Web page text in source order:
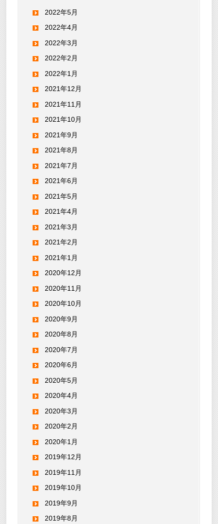
2022年5月
2022年4月
2022年3月
2022年2月
2022年1月
2021年12月
2021年11月
2021年10月
2021年9月
2021年8月
2021年7月
2021年6月
2021年5月
2021年4月
2021年3月
2021年2月
2021年1月
2020年12月
2020年11月
2020年10月
2020年9月
2020年8月
2020年7月
2020年6月
2020年5月
2020年4月
2020年3月
2020年2月
2020年1月
2019年12月
2019年11月
2019年10月
2019年9月
2019年8月